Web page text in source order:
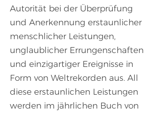
Autorität bei der Überprüfung
und Anerkennung erstaunlicher
menschlicher Leistungen,
unglaublicher Errungenschaften
und einzigartiger Ereignisse in
Form von Weltrekorden aus. All
diese erstaunlichen Leistungen
werden im jährlichen Buch von